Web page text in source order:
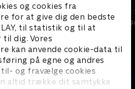
og cookies fra
for at give dig den bedste
til statistik og til at
dig. Vores
kan anvende cookie-data til
på egne og andres
og fravælge cookies
altid trække dit samtykke
Beverly Hills